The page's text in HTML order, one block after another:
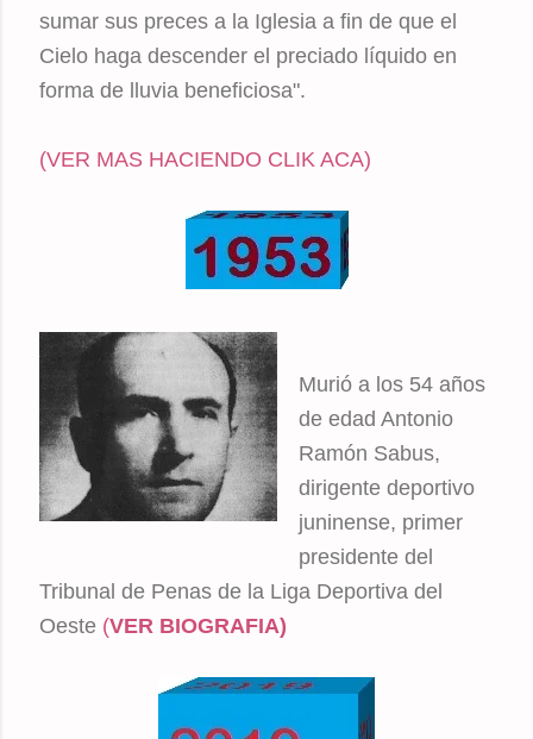
sumar sus preces a la Iglesia a fin de que el
Cielo haga descender el preciado líquido en
forma de lluvia beneficiosa".
(VER MAS HACIENDO CLIK ACA)
Murió a los 54 años
de edad Antonio
Ramón Sabus,
dirigente deportivo
juninense, primer
presidente del
Tribunal de Penas de la Liga Deportiva del
Oeste (VER BIOGRAFIA)